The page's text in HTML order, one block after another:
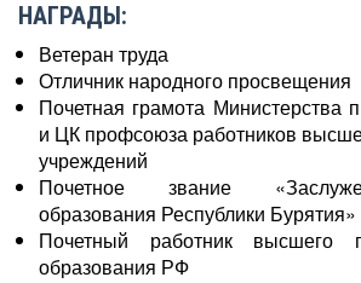
НАГРАДЫ:
Ветеран труда
Отличник народного просвещения
Почетная грамота
и ЦК профсоюза работников
учреждений
Почетное звание
образования Республики Бурятия»
Почетный работник высшего
образования РФ